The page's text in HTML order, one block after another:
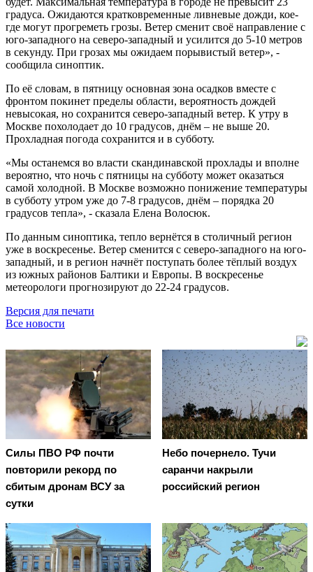
градуса. Ожидаются кратковременные ливневые дожди, кое-
где могут прогреметь грозы. Ветер сменит своё направление с
юго-западного на северо-западный и усилится до 5-10 метров
в секунду. При грозах мы ожидаем порывистый ветер», -
сообщила синоптик.
По её словам, в пятницу основная зона осадков вместе с
фронтом покинет пределы области, вероятность дождей
невысокая, но сохранится северо-западный ветер. К утру в
Москве похолодает до 10 градусов, днём – не выше 20.
Прохладная погода сохранится и в субботу.
«Мы останемся во власти скандинавской прохлады и вполне
вероятно, что ночь с пятницы на субботу может оказаться
самой холодной. В Москве возможно понижение температуры
в субботу утром уже до 7-8 градусов, днём – порядка 20
градусов тепла», - сказала Елена Волосюк.
По данным синоптика, тепло вернётся в столичный регион
уже в воскресенье. Ветер сменится с северо-западного на юго-
западный, и в регион начнёт поступать более тёплый воздух
из южных районов Балтики и Европы. В воскресенье
метеорологи прогнозируют до 22-24 градусов.
Версия для печати
Все новости
Cилы ПВО РФ почти
повторили рекорд по
сбитым дронам ВСУ за
сутки
Небо почернело. Тучи
саранчи накрыли
российский регион